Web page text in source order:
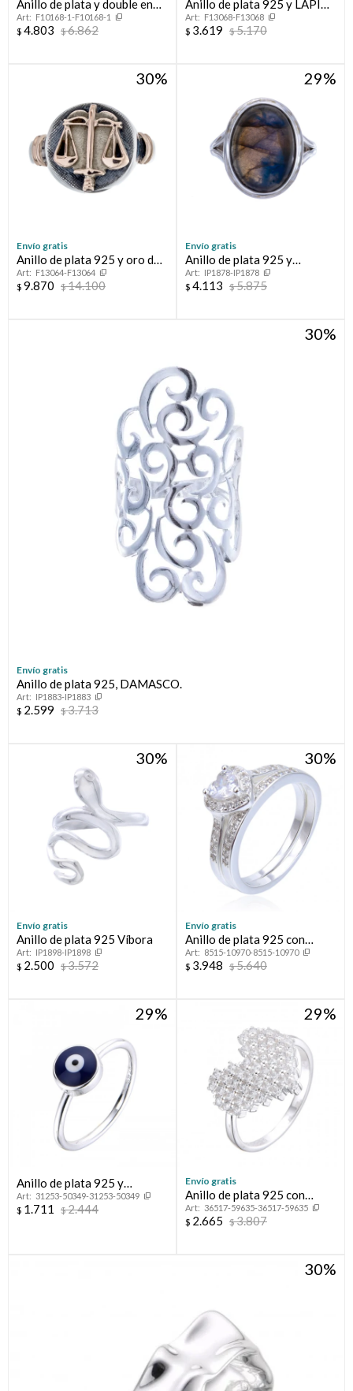
Anillo de plata y double en
oro 18 ltes.LINEA KIDS;
VARÓN.
F10168-1-F10168-1
$ 4.803 $6.862
Anillo de plata 925 y LAPIZ
LAZULIF13068-F13068
$ 3.619 $5.170
30
Envío gratis
Anillo de plata 925 y oro de
10 ktes ABOGACÍA
F13064-F13064
$ 9.870 $14.100
29
Envío gratis
Anillo de plata 925 y
Calcedonia
IP1878-IP1878
$ 4.113 $5.875
30
Envío gratis
Anillo de plata 925, DAMASCO.
IP1883-IP1883
$ 2.599 $3.713
30
Envío gratis
Anillo de plata 925 Víbora
IP1898-IP1898
$ 2.500 $3.572
30
Envío gratis
Anillo de plata 925 con
circonias, PROMESA
8515-10970-8515-10970
$ 3.948 $5.640
29
Anillo de plata 925 y
esmalte, OJO TURCO.
31253-50349-31253-50349
$ 1.711 $2.444
29
Envío gratis
Anillo de plata 925 con
circonias, CORAZON
36517-59635-36517-59635
$ 2.665 $3.807
30